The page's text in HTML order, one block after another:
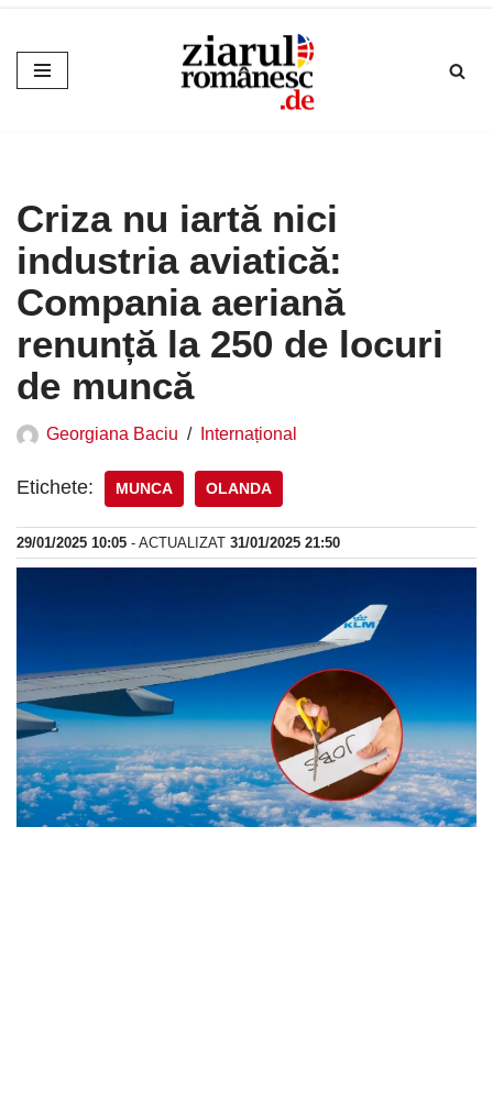
Sari
la
Criza nu iartă nici
industria aviatică:
Compania aeriană
renunță la 250 de locuri
de muncă
Georgiana Baciu Internațional
Etichete: MUNCA OLANDA
29/01/2025 10:05 - ACTUALIZAT 31/01/2025 21:50